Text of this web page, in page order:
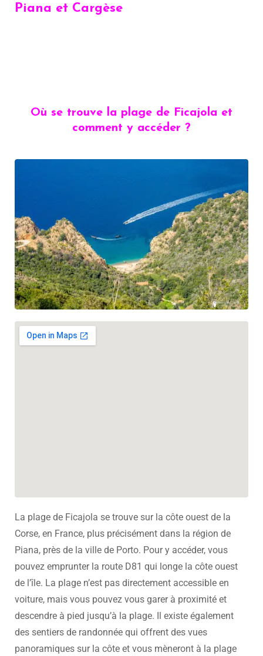
Piana et Cargèse
Où se trouve la plage de Ficajola et
comment y accéder ?
La plage de Ficajola se trouve sur la côte ouest de la
Corse, en France, plus précisément dans la région de
Piana, près de la ville de Porto. Pour y accéder, vous
pouvez emprunter la route D81 qui longe la côte ouest
de l’île. La plage n’est pas directement accessible en
voiture, mais vous pouvez vous garer à proximité et
descendre à pied jusqu’à la plage. Il existe également
des sentiers de randonnée qui offrent des vues
panoramiques sur la côte et vous mèneront à la plage